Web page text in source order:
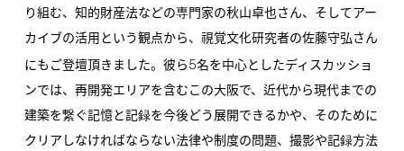
り組む、知的財産法などの専門家の秋山卓也さん、そしてアー
カイブの活用という観点から、視覚文化研究者の佐藤守弘さん
にもご登壇頂きました。彼ら5名を中心としたディスカッショ
ンでは、再開発エリアを含むこの大阪で、近代から現代までの
建築を繋ぐ記憶と記録を今後どう展開できるかや、そのために
クリアしなければならない法律や制度の問題、撮影や記録方法